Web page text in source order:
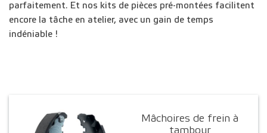
parfaitement. Et nos kits de pièces pré-montées facilitent
encore la tâche en atelier, avec un gain de temps
indéniable !
Mâchoires de frein à
tambour